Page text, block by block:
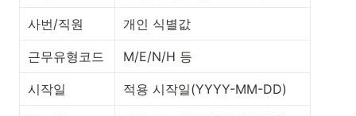
사번/직원 개인 식별값
근무유형코드 M/E/N/H 등
시작일 적용 시작일(YYYY-MM-DD)